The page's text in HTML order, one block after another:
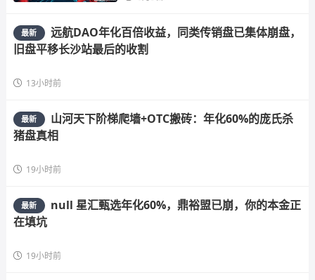
最新
远航DAO年化百倍收益，同类传销盘已集体崩盘，
旧盘平移长沙站最后的收割
13小时前
最新
山河天下阶梯爬墙+OTC搬砖：年化60%的庞氏杀
猪盘真相
19小时前
最新
null 星汇甄选年化60%，鼎裕盟已崩，你的本金正
在填坑
19小时前